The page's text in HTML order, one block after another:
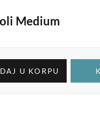
Medium
U KORPU